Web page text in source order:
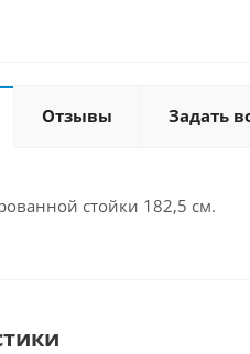
Отзывы Задать
стойки 182,5 см.